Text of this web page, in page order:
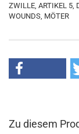
ZWILLE, ARTIKEL 5,
WOUNDS, MÖTER
Zu diesem